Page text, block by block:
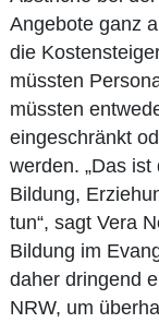
Angebote ganz
die
müssten
müssten
eingeschränkt
werden. „Das
Bildung,
tun“, sagt Vera
Bildung im
daher dringend
NRW, um